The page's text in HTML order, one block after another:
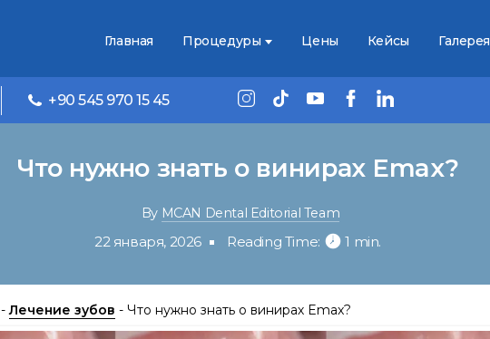
Главная Процедуры Цены Кейсы Галерея
+90 545 970 15 45
Что нужно знать о винирах Emax?
By MCAN Dental Editorial Team
22 января, 2026 Reading Time: 1 min.
-Лечение зубов - Что нужно знать о винирах Emax?